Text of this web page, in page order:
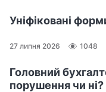
Уніфіковані
27 липня 2026 1048
Головний
порушення чи ні?